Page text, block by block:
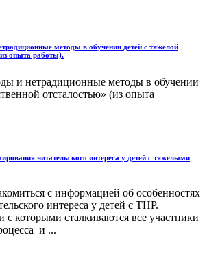
методы в обучении детей с тяжелой
опыта работы).
и нетрадиционные методы в обучении
отсталостью» (из опыта
читательского интереса у детей с тяжелыми
с информацией об особенностях
интереса у детей с ТНР.
с которыми сталкиваются все участники
и ...